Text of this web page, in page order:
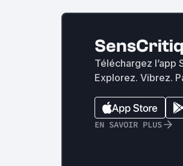
Téléchargez l’app
Explorez. Vibrez.
EN SAVOIR PLUS